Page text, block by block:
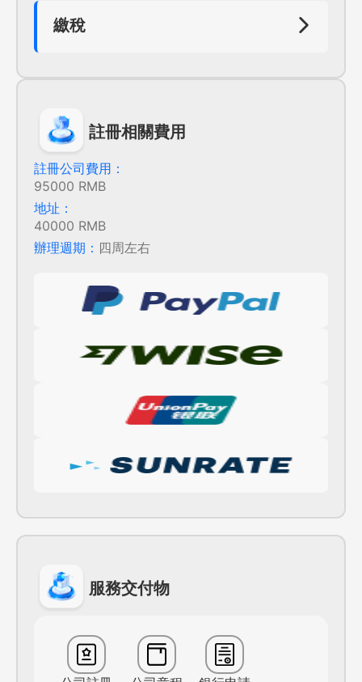
納稅申報表、財務會計報告和其他有關的資
料。稅務部門會進行審核，審核通過的會及時
繳稅
註冊相關費用
註冊公司費用：
95000 RMB
地址：
40000 RMB
辦理週期： 四周左右
服務交付物